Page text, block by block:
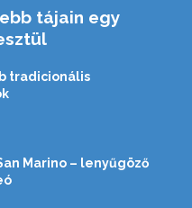
tájain egy
tradicionális
Marino – lenyűgöző